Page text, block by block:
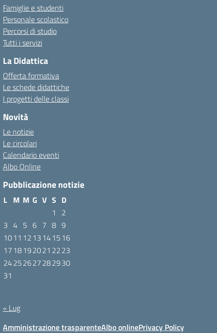
Famiglie e studenti
Personale scolastico
Percorsi di studio
Tutti i servizi
La Didattica
Offerta formativa
Le schede didattiche
I progetti delle classi
Novità
Le notizie
Le circolari
Calendario eventi
Albo Online
Pubblicazione notizie
L M M G V S D
1
2
3 4 5 6 7 8 9
1011 12 13 1415 16
17 18192021 2223
24252627282930
31
« Lug
Amministrazione trasparenteAlbo onlinePrivacy Policy